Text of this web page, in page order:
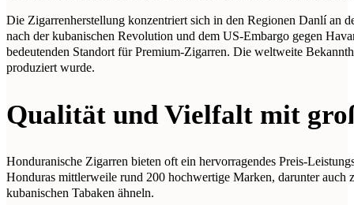
Die Zigarrenherstellung konzentriert sich in den Regionen Danlí an
nach der kubanischen Revolution und dem US-Embargo gegen
bedeutenden Standort für Premium-Zigarren. Die weltweite
produziert wurde.
Qualität und Vielfalt mit
Honduranische Zigarren bieten oft ein hervorragendes Preis-
Honduras mittlerweile rund 200 hochwertige Marken, darunter
kubanischen Tabaken ähneln.